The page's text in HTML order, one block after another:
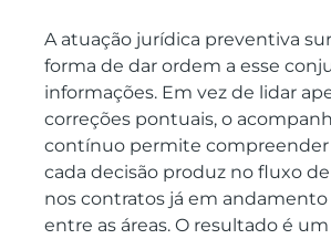
A atuação jurídica preventiva
forma de dar ordem a esse
informações. Em vez de lidar
correções pontuais, o
contínuo permite compreender
cada decisão produz no fluxo
nos contratos já em andamento
entre as áreas. O resultado é